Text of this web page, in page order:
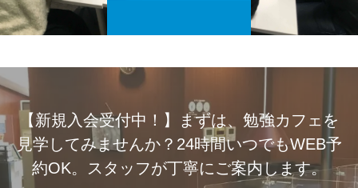
【新規入会受付中！】まずは、勉強カフェを
見学してみませんか？24時間いつでもWEB予
約OK。スタッフが丁寧にご案内します。